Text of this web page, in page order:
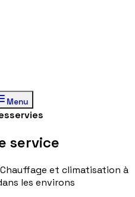
Menu
service
Chauffage et climatisation à
les environs